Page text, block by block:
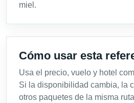
miel.
Cómo usar esta
Usa el precio, vuelo y hotel
Si la disponibilidad cambia, la
otros paquetes de la misma